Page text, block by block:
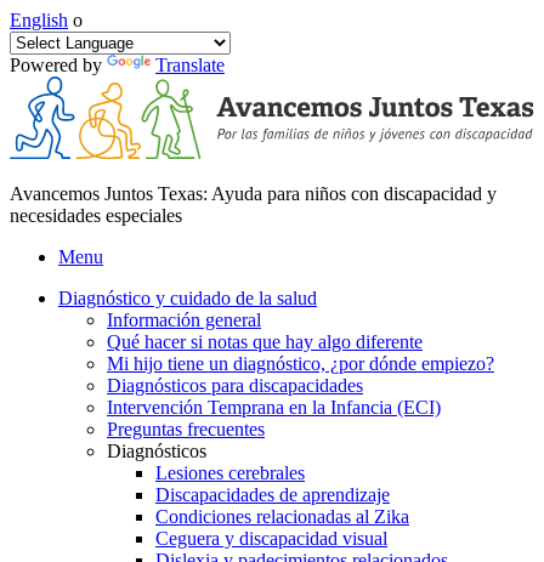
English o
Powered by Translate
Avancemos Juntos Texas: Ayuda para niños con discapacidad y
necesidades especiales
Menu
Diagnóstico y cuidado de la salud
Información general
Qué hacer si notas que hay algo diferente
Mi hijo tiene un diagnóstico, ¿por dónde empiezo?
Diagnósticos para discapacidades
Intervención Temprana en la Infancia (ECI)
Preguntas frecuentes
Diagnósticos
Lesiones cerebrales
Discapacidades de aprendizaje
Condiciones relacionadas al Zika
Ceguera y discapacidad visual